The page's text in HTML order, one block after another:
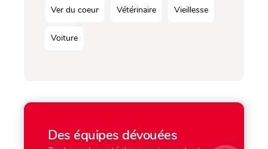
Ver du coeur Vétérinaire Vieillesse
Voiture
Des équipes dévouées